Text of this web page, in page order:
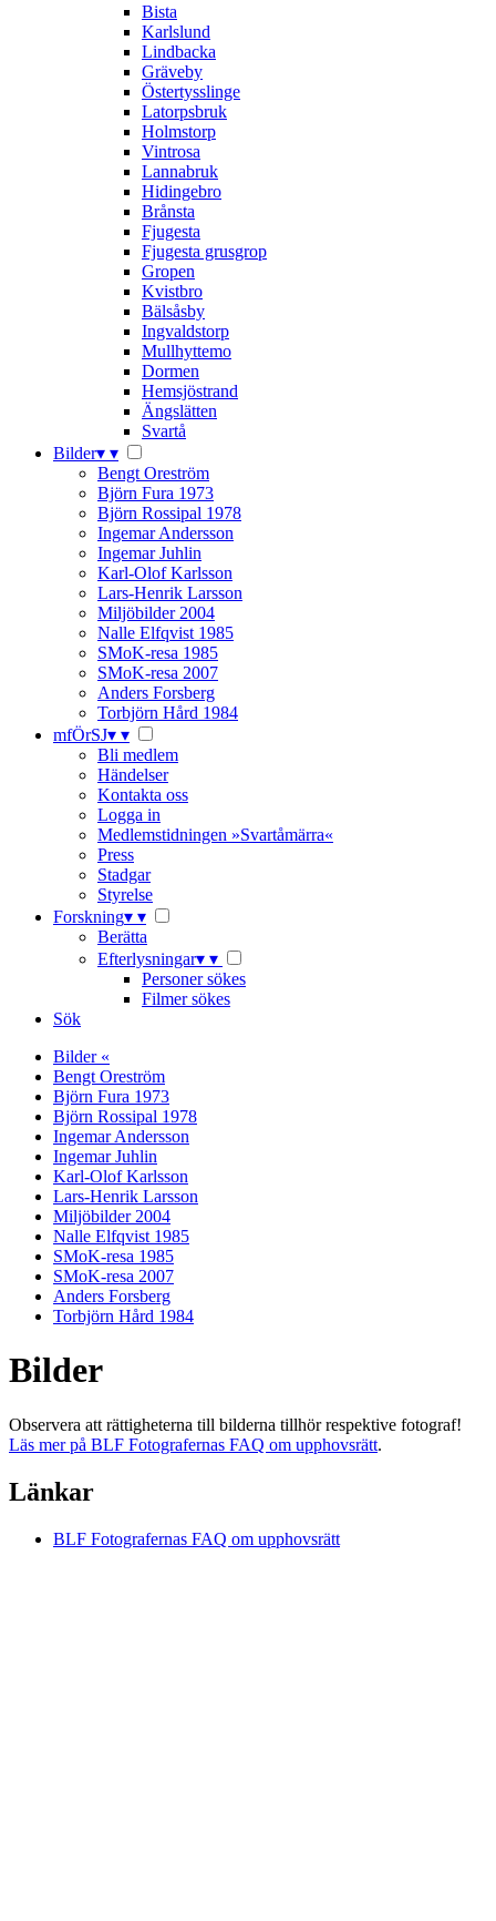
Bista
Karlslund
Lindbacka
Gräveby
Östertysslinge
Latorpsbruk
Holmstorp
Vintrosa
Lannabruk
Hidingebro
Brånsta
Fjugesta
Fjugesta grusgrop
Gropen
Kvistbro
Bälsåsby
Ingvaldstorp
Mullhyttemo
Dormen
Hemsjöstrand
Ängslätten
Svartå
Bilder▾ ▾
Bengt Oreström
Björn Fura 1973
Björn Rossipal 1978
Ingemar Andersson
Ingemar Juhlin
Karl-Olof Karlsson
Lars-Henrik Larsson
Miljöbilder 2004
Nalle Elfqvist 1985
SMoK-resa 1985
SMoK-resa 2007
Anders Forsberg
Torbjörn Hård 1984
mfÖrSJ▾ ▾
Bli medlem
Händelser
Kontakta oss
Logga in
Medlemstidningen »Svartåmärra«
Press
Stadgar
Styrelse
Forskning▾ ▾
Berätta
Efterlysningar▾ ▾
Personer sökes
Filmer sökes
Sök
Bilder «
Bengt Oreström
Björn Fura 1973
Björn Rossipal 1978
Ingemar Andersson
Ingemar Juhlin
Karl-Olof Karlsson
Lars-Henrik Larsson
Miljöbilder 2004
Nalle Elfqvist 1985
SMoK-resa 1985
SMoK-resa 2007
Anders Forsberg
Torbjörn Hård 1984
Bilder
Observera att rättigheterna till bilderna tillhör respektive fotograf!
Läs mer på BLF Fotografernas FAQ om upphovsrätt.
Länkar
BLF Fotografernas FAQ om upphovsrätt